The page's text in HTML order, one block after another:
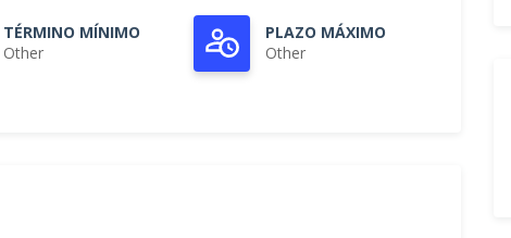
TÉRMINO MÍNIMO
Other
PLAZO MÁXIMO
Other